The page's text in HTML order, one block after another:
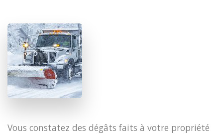
Vous constatez des dégâts faits à votre propriété